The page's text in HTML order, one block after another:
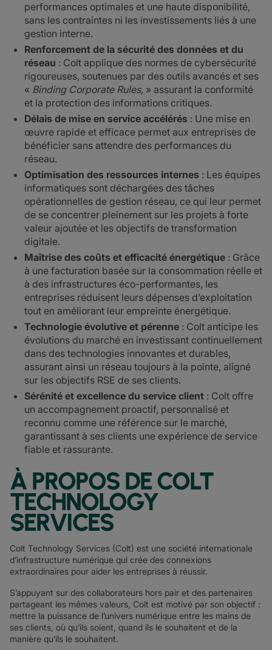
performances optimales et une haute disponibilité,
sans les contraintes ni les investissements liés à une
gestion interne.
Renforcement de la sécurité des données et du
réseau : Colt applique des normes de cybersécurité
rigoureuses, soutenues par des outils avancés et ses
« Binding Corporate Rules, » assurant la conformité
et la protection des informations critiques.
Délais de mise en service accélérés : Une mise en
œuvre rapide et efficace permet aux entreprises de
bénéficier sans attendre des performances du
réseau.
Optimisation des ressources internes : Les équipes
informatiques sont déchargées des tâches
opérationnelles de gestion réseau, ce qui leur permet
de se concentrer pleinement sur les projets à forte
valeur ajoutée et les objectifs de transformation
digitale.
Maîtrise des coûts et efficacité énergétique : Grâce
à une facturation basée sur la consommation réelle et
à des infrastructures éco-performantes, les
entreprises réduisent leurs dépenses d’exploitation
tout en améliorant leur empreinte énergétique.
Technologie évolutive et pérenne : Colt anticipe les
évolutions du marché en investissant continuellement
dans des technologies innovantes et durables,
assurant ainsi un réseau toujours à la pointe, aligné
sur les objectifs RSE de ses clients.
Sérénité et excellence du service client : Colt offre
un accompagnement proactif, personnalisé et
reconnu comme une référence sur le marché,
garantissant à ses clients une expérience de service
fiable et rassurante.
À PROPOS DE COLT
TECHNOLOGY
SERVICES
Colt Technology Services (Colt) est une société internationale
d’infrastructure numérique qui crée des connexions
extraordinaires pour aider les entreprises à réussir.
S’appuyant sur des collaborateurs hors pair et des partenaires
partageant les mêmes valeurs, Colt est motivé par son objectif :
mettre la puissance de l’univers numérique entre les mains de
ses clients, où qu’ils soient, quand ils le souhaitent et de la
manière qu’ils le souhaitent.